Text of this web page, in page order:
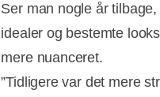
Ser man nogle år
idealer og bestemte
mere nuanceret.
”Tidligere var det mere